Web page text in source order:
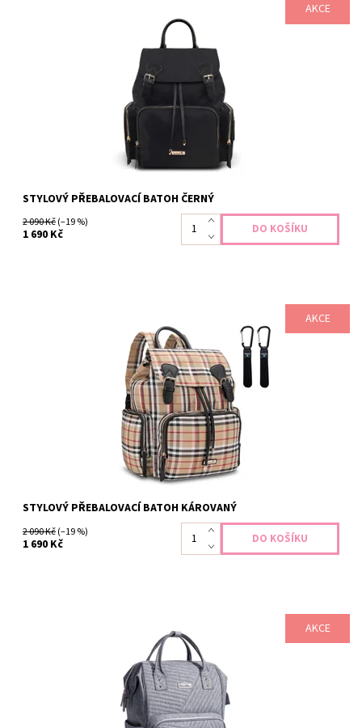
AKCE
nevypadá jako typický přebalovací batoh, proto jej využijete
nejen s miminkem. Batoh je výsledkem skloubení praktičnosti a
elegance. Ideální a variabilní velikost Voděodolný materiál...
Skladem
STYLOVÝ PŘEBALOVACÍ BATOH ČERNÝ
2 090 Kč(–19 %)
1 690 Kč
AKCE
Velmi elegantní batoh pro maminky, který na první pohled
nevypadá jako typický přebalovací batoh, proto jej využijete
nejen s miminkem. Batoh je výsledkem skloubení praktičnosti a
elegance. Ideální a variabilní velikost Voděodolný...
Skladem
2 roky
STYLOVÝ PŘEBALOVACÍ BATOH KÁROVANÝ
2 090 Kč(–19 %)
1 690 Kč
AKCE
Přebalovací batoh pro všechny maminky, které chtějí skloubit
módu, eleganci a praktičnost. Batoh disponuje velkým
množstvím kapes a přihrádek, kde uložíte vše nezbytné pro
miminko a zároveň je krásným doplňkem. Voděodolný
Skladem
2 roky